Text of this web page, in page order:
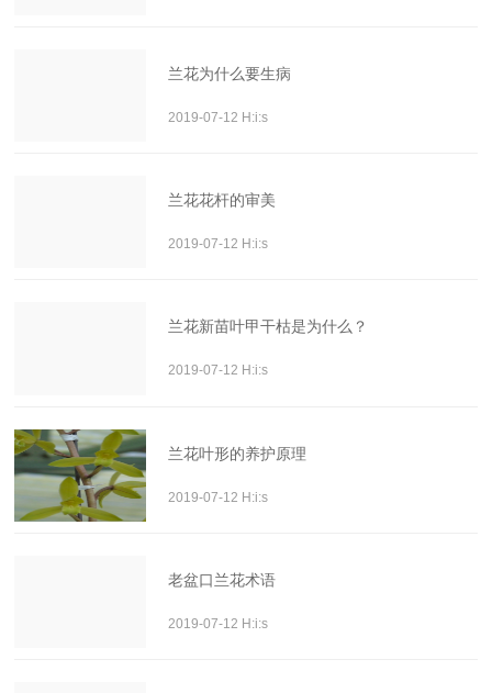
兰花为什么要生病
2019-07-12 H:i:s
兰花花杆的审美
2019-07-12 H:i:s
兰花新苗叶甲干枯是为什么？
2019-07-12 H:i:s
兰花叶形的养护原理
2019-07-12 H:i:s
老盆口兰花术语
2019-07-12 H:i:s